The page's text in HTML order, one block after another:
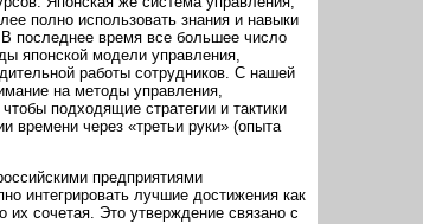
полно использовать знания и навыки
последнее время все большее число
японской модели управления,
работы сотрудников. С нашей
на методы управления,
подходящие стратегии и тактики
времени через «третьи руки» (опыта
предприятиями
интегрировать лучшие достижения как
их сочетая. Это утверждение связано с